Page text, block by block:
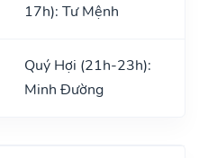
17h): Tư Mệnh
Quý Hợi (21h-23h):
Minh Đường